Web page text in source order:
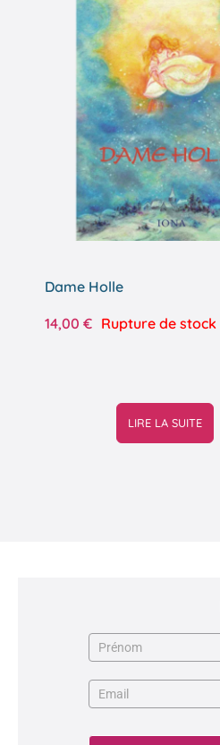
Dame Holle
14,00 € Rupture de stock
LIRE LA SUITE
Newsletter